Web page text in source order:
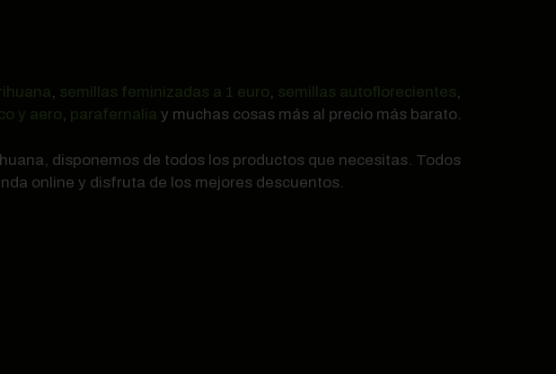
, semillas feminizadas a 1 euro, semillas autoflorecientes,
y aero, parafernalia y muchas cosas más al precio más barato.
disponemos de todos los productos que necesitas. Todos
online y disfruta de los mejores descuentos.